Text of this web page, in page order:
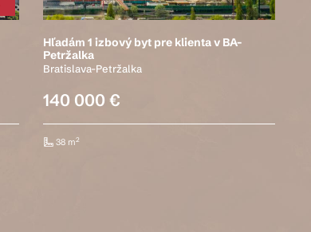
Hľadám 1 izbový byt pre klienta v BA-
Petržalka
Bratislava-Petržalka
140 000 €
38 m2